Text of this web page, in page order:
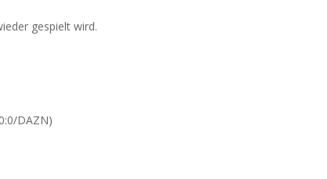
gespielt wird.
DAZN)